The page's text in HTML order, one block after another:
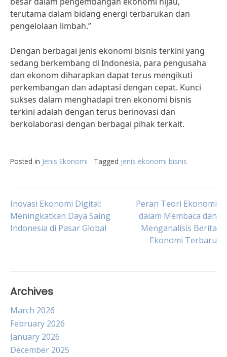
terutama dalam bidang energi terbarukan dan
pengelolaan limbah.”
Dengan berbagai jenis ekonomi bisnis terkini yang
sedang berkembang di Indonesia, para pengusaha
dan ekonom diharapkan dapat terus mengikuti
perkembangan dan adaptasi dengan cepat. Kunci
sukses dalam menghadapi tren ekonomi bisnis
terkini adalah dengan terus berinovasi dan
berkolaborasi dengan berbagai pihak terkait.
Posted in Jenis Ekonomi Tagged jenis ekonomi bisnis
Post
navigation
Inovasi Ekonomi Digital:
Meningkatkan Daya Saing
Indonesia di Pasar Global
Peran Teori Ekonomi
dalam Membaca dan
Menganalisis Berita
Ekonomi Terbaru
Archives
March 2026
February 2026
January 2026
December 2025